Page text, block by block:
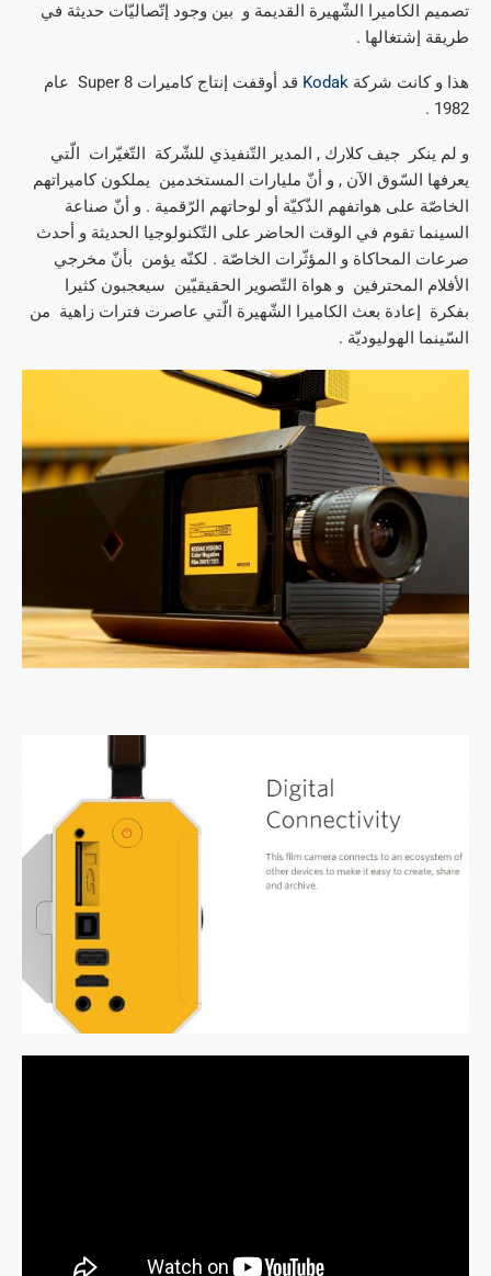
تصميم الكاميرا الشّهيرة القديمة و بين وجود إتّصاليّات حديثة في
طريقة إشتغالها .
هذا و كانت شركة Kodak
قد أوقفت إنتاج كاميرات Super 8 عام
1982 .
و لم ينكر جيف كلارك , المدير التّنفيذي للشّركة التّغيّرات الّتي
يعرفها السّوق الآن , و أنّ مليارات المستخدمين يملكون كاميراتهم
الخاصّة على هواتفهم الذّكيّة أو لوحاتهم الرّقمية . و أنّ صناعة
السينما تقوم في الوقت الحاضر على التّكنولوجيا الحديثة و أحدث
صرعات المحاكاة و المؤثّرات الخاصّة . لكنّه يؤمن بأنّ مخرجي
الأفلام المحترفين و هواة التّصوير الحقيقيّين سيعجبون كثيرا
بفكرة إعادة بعث الكاميرا الشّهيرة الّتي عاصرت فترات زاهية من
السّينما الهوليوديّة .